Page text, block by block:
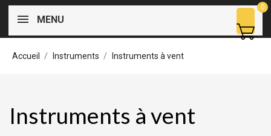
MENU
0
Accueil Instruments Instruments à vent
Instruments à vent